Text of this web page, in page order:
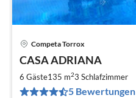
Competa Torrox
CASA ADRIANA
6 Gäste135 m23 Schlafzimmer
5 Bewertungen